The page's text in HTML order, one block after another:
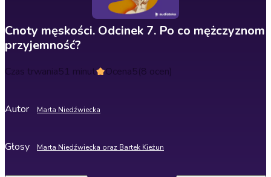
Cnoty męskości. Odcinek 7. Po co mężczyznom
przyjemność?
Czas trwania51 minut Ocena5(8 ocen)
Autor Marta Niedźwiecka
Głosy Marta Niedźwiecka oraz Bartek Kieżun